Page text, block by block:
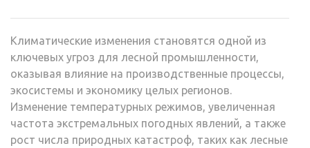
Климатические изменения становятся одной из
ключевых угроз для лесной промышленности,
оказывая влияние на производственные процессы,
экосистемы и экономику целых регионов.
Изменение температурных режимов, увеличенная
частота экстремальных погодных явлений, а также
рост числа природных катастроф, таких как лесные